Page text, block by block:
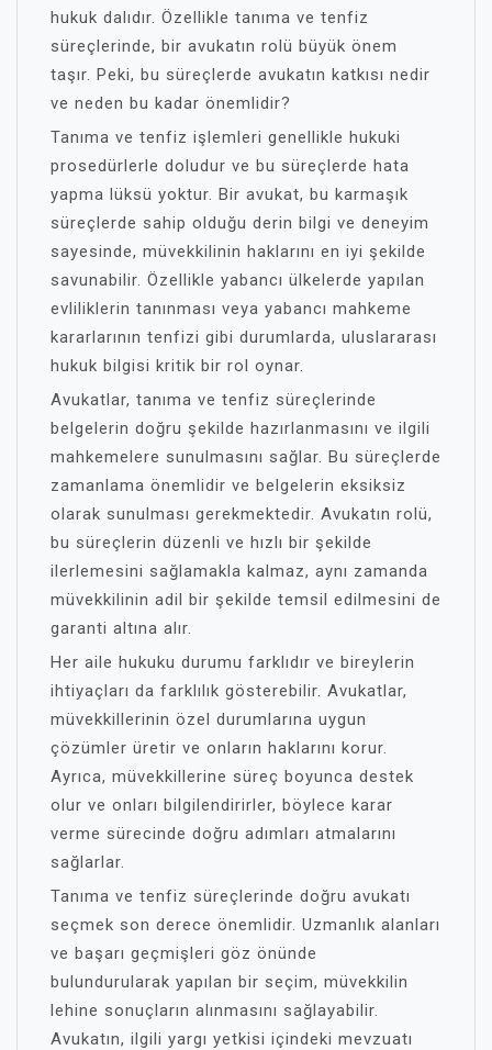
hukuk dalıdır. Özellikle tanıma ve tenfiz
süreçlerinde, bir avukatın rolü büyük önem
taşır. Peki, bu süreçlerde avukatın katkısı nedir
ve neden bu kadar önemlidir?
Tanıma ve tenfiz işlemleri genellikle hukuki
prosedürlerle doludur ve bu süreçlerde hata
yapma lüksü yoktur. Bir avukat, bu karmaşık
süreçlerde sahip olduğu derin bilgi ve deneyim
sayesinde, müvekkilinin haklarını en iyi şekilde
savunabilir. Özellikle yabancı ülkelerde yapılan
evliliklerin tanınması veya yabancı mahkeme
kararlarının tenfizi gibi durumlarda, uluslararası
hukuk bilgisi kritik bir rol oynar.
Avukatlar, tanıma ve tenfiz süreçlerinde
belgelerin doğru şekilde hazırlanmasını ve ilgili
mahkemelere sunulmasını sağlar. Bu süreçlerde
zamanlama önemlidir ve belgelerin eksiksiz
olarak sunulması gerekmektedir. Avukatın rolü,
bu süreçlerin düzenli ve hızlı bir şekilde
ilerlemesini sağlamakla kalmaz, aynı zamanda
müvekkilinin adil bir şekilde temsil edilmesini de
garanti altına alır.
Her aile hukuku durumu farklıdır ve bireylerin
ihtiyaçları da farklılık gösterebilir. Avukatlar,
müvekkillerinin özel durumlarına uygun
çözümler üretir ve onların haklarını korur.
Ayrıca, müvekkillerine süreç boyunca destek
olur ve onları bilgilendirirler, böylece karar
verme sürecinde doğru adımları atmalarını
sağlarlar.
Tanıma ve tenfiz süreçlerinde doğru avukatı
seçmek son derece önemlidir. Uzmanlık alanları
ve başarı geçmişleri göz önünde
bulundurularak yapılan bir seçim, müvekkilin
lehine sonuçların alınmasını sağlayabilir.
Avukatın, ilgili yargı yetkisi içindeki mevzuatı